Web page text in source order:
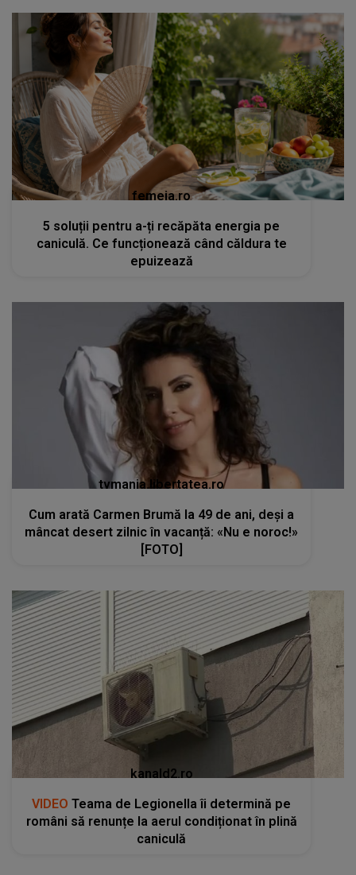
femeia.ro
5 soluții pentru a-ți recăpăta energia pe
caniculă. Ce funcționează când căldura te
epuizează
tvmania.libertatea.ro
Cum arată Carmen Brumă la 49 de ani, deși a
mâncat desert zilnic în vacanță: «Nu e noroc!»
[FOTO]
kanald2.ro
VIDEO Teama de Legionella îi determină pe
români să renunțe la aerul condiționat în plină
caniculă